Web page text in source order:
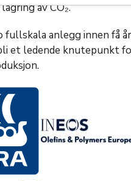
av CO₂.
anlegg innen få
et ledende knutepunkt